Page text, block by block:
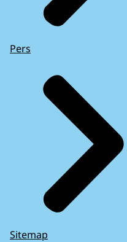
Pers
Sitemap